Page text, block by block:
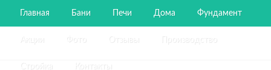
Главная Бани Печи Дома Фундамент